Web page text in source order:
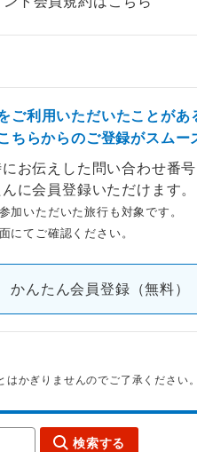
ご利用いただいたことがあ
ちらからのご登録がスムー
お伝えした問い合わせ番
に会員登録いただけます。
加いただいた旅行も対象です。
にてご確認ください。
かんたん会員登録（無料）
かぎりませんのでご了承ください。
検索する